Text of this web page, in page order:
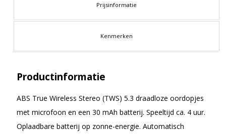
Prijsinformatie
Kenmerken
Productinformatie
ABS True Wireless Stereo (TWS) 5.3 draadloze oordopjes
met microfoon en een 30 mAh batterij. Speeltijd ca. 4 uur.
Oplaadbare batterij op zonne-energie. Automatisch